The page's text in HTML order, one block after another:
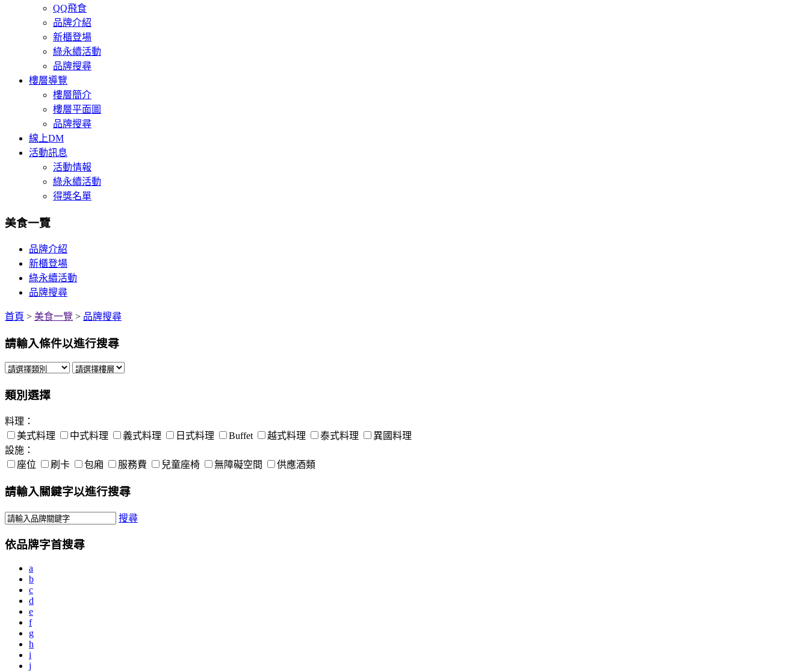
QQ飛食
品牌介紹
新櫃登場
綠永續活動
品牌搜尋
樓層導覽
樓層簡介
樓層平面圖
品牌搜尋
線上DM
活動訊息
活動情報
綠永續活動
得獎名單
美食一覽
品牌介紹
新櫃登場
綠永續活動
品牌搜尋
首頁 > 美食一覽 > 品牌搜尋
請輸入條件以進行搜尋
類別選擇
料理：
美式料理
中式料理 義式料理 日式料理 Buffet 越式料理 泰式料理
異國料理
設施：
座位
刷卡 包廂 服務費 兒童座椅 無障礙空間 供應酒類
請輸入關鍵字以進行搜尋
搜尋
依品牌字首搜尋
a
b
c
d
e
f
g
h
i
j